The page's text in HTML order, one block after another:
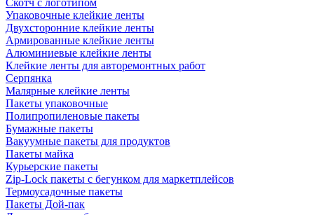
Скотч с логотипом
Упаковочные клейкие ленты
Двухсторонние клейкие ленты
Армированные клейкие ленты
Алюминиевые клейкие ленты
Клейкие ленты для авторемонтных работ
Серпянка
Малярные клейкие ленты
Пакеты упаковочные
Полипропиленовые пакеты
Бумажные пакеты
Вакуумные пакеты для продуктов
Пакеты майка
Курьерские пакеты
Zip-Lock пакеты с бегунком для маркетплейсов
Термоусадочные пакеты
Пакеты Дой-пак